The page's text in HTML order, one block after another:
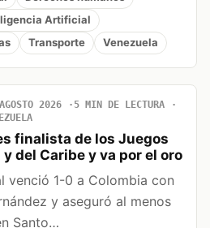
Artificial
Transporte Venezuela
2026
5 MIN DE LECTURA
finalista de los Juegos
del Caribe y va por el oro
venció 1-0 a Colombia con
y aseguró al menos
Santo…